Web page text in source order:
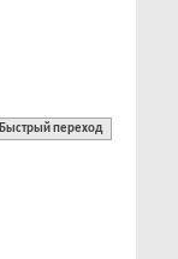
Быстрый переход